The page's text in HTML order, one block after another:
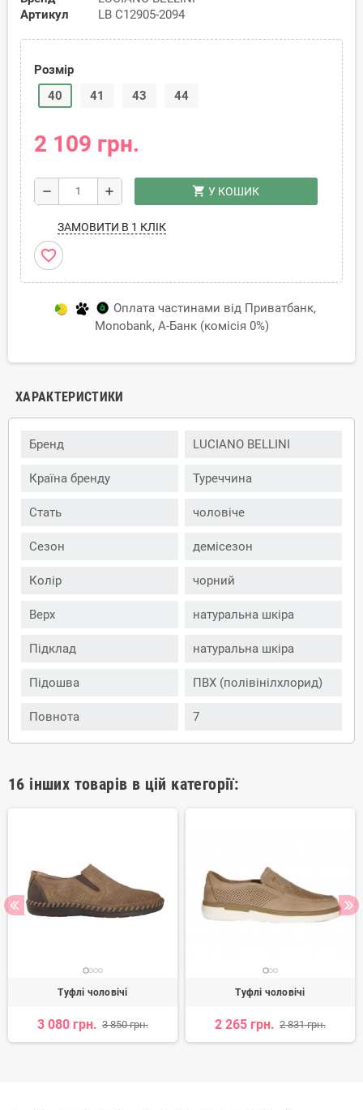
Артикул
LB C12905-2094
Розмір
40
41 43 44
2 109 грн.
remove add shopping_cart У КОШИК
ЗАМОВИТИ В 1 КЛІК
favorite_border
Оплата частинами від Приватбанк,
Monobank, А-Банк (комісія 0%)
ХАРАКТЕРИСТИКИ
Бренд LUCIANO BELLINI
Країна бренду Туреччина
Стать чоловіче
Сезон демісезон
Колір чорний
Верх натуральна шкіра
Підклад натуральна шкіра
Підошва ПВХ (полівінілхлорид)
Повнота 7
16 інших товарів в цій категорії:
Туфлі чоловічі
3 080 грн. 3 850 грн.
Туфлі чоловічі
2 265 грн. 2 831 грн.